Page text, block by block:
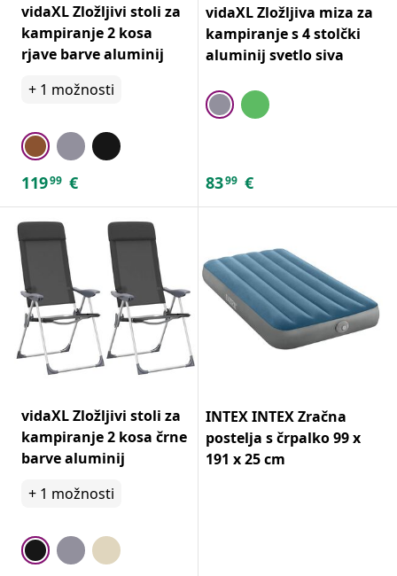
vidaXL Zložljivi stoli za
kampiranje 2 kosa
rjave barve aluminij
+ 1 možnosti
11999 €
vidaXL Zložljiva miza za
kampiranje s 4 stolčki
aluminij svetlo siva
8399 €
vidaXL Zložljivi stoli za
kampiranje 2 kosa črne
barve aluminij
+ 1 možnosti
INTEX INTEX Zračna
postelja s črpalko 99 x
191 x 25 cm